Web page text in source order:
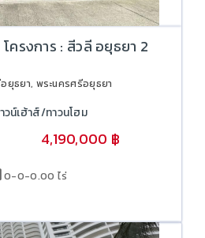
ครงการ : สีวลี อยุธยา 2
ยุธยา, พระนครศรีอยุธยา
วน์เฮ้าส์/ทาวนโฮม
4,190,000 ฿
0-0-0.00 ไร่